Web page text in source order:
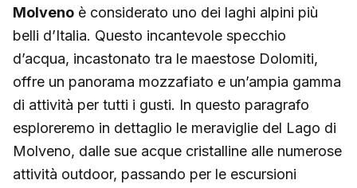
Molveno è considerato uno dei laghi alpini più
belli d’Italia. Questo incantevole specchio
d’acqua, incastonato tra le maestose Dolomiti,
offre un panorama mozzafiato e un’ampia gamma
di attività per tutti i gusti. In questo paragrafo
esploreremo in dettaglio le meraviglie del Lago di
Molveno, dalle sue acque cristalline alle numerose
attività outdoor, passando per le escursioni